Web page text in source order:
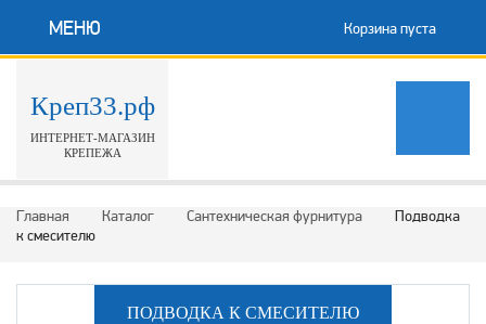
МЕНЮ Корзина пуста
Креп33.рф
ИНТЕРНЕТ-МАГАЗИН
КРЕПЕЖА
Главная Каталог Сантехническая фурнитура
Подводка
к смесителю
ПОДВОДКА К СМЕСИТЕЛЮ